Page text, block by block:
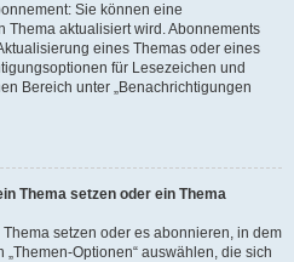
Sie können eine
Thema aktualisiert wird. Abonnements
eines Themas oder eines
für Lesezeichen und
Bereich unter „Benachrichtigungen
Thema setzen oder ein Thema
setzen oder es abonnieren, in dem
Optionen“ auswählen, die sich